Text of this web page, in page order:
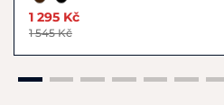
1 295 Kč
1 545 Kč